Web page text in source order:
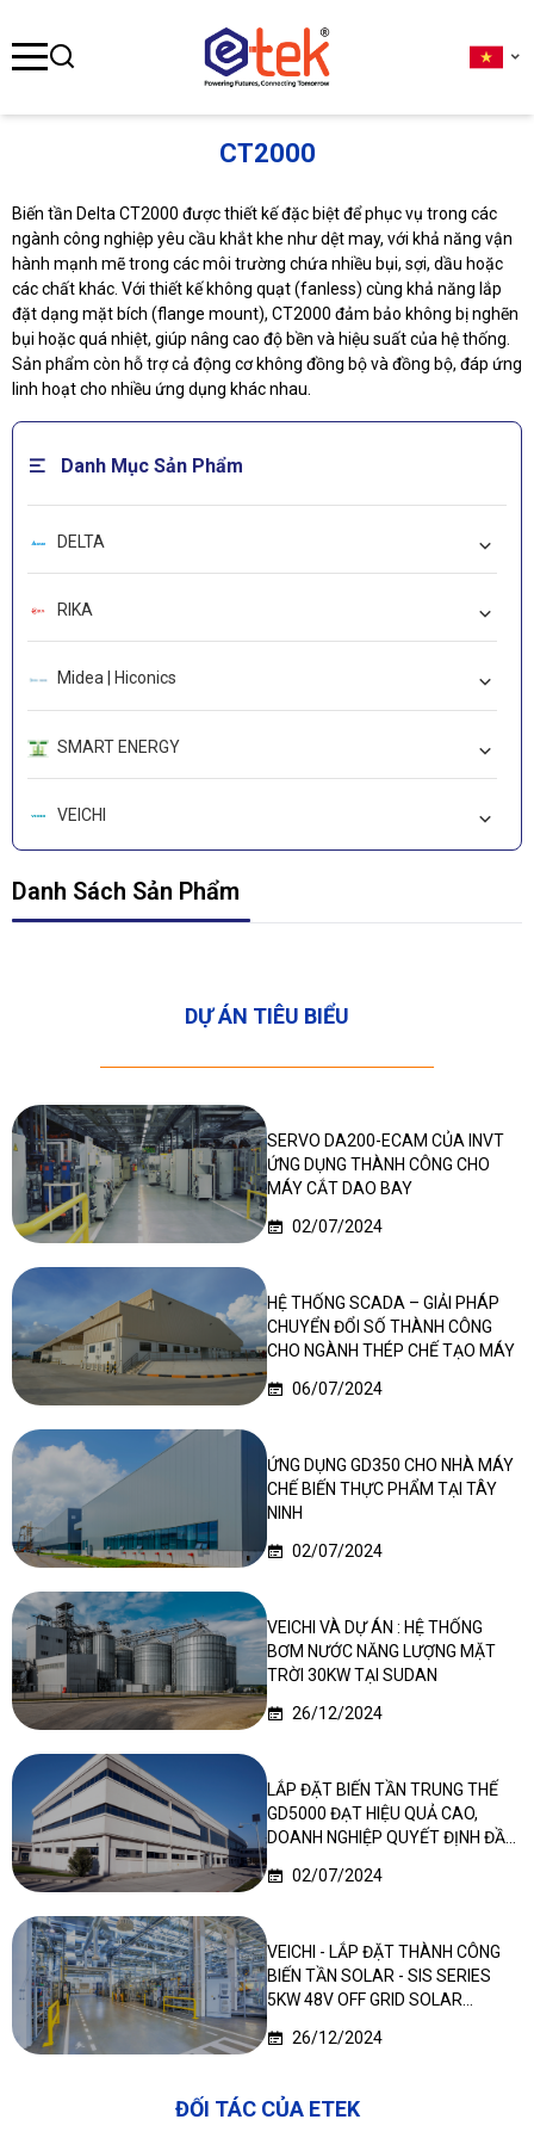
CT2000
Biến tần Delta CT2000 được thiết kế đặc biệt để phục vụ trong các
ngành công nghiệp yêu cầu khắt khe như dệt may, với khả năng vận
hành mạnh mẽ trong các môi trường chứa nhiều bụi, sợi, dầu hoặc
các chất khác. Với thiết kế không quạt (fanless) cùng khả năng lắp
đặt dạng mặt bích (flange mount), CT2000 đảm bảo không bị nghẽn
bụi hoặc quá nhiệt, giúp nâng cao độ bền và hiệu suất của hệ thống.
Sản phẩm còn hỗ trợ cả động cơ không đồng bộ và đồng bộ, đáp ứng
linh hoạt cho nhiều ứng dụng khác nhau.
Danh Mục Sản Phẩm
DELTA
RIKA
Midea | Hiconics
SMART ENERGY
VEICHI
LEADSHINE
Danh Sách Sản Phẩm
DỰ ÁN TIÊU BIỂU
SERVO DA200-ECAM CỦA INVT
ỨNG DỤNG THÀNH CÔNG CHO
MÁY CẮT DAO BAY
02/07/2024
HỆ THỐNG SCADA – GIẢI PHÁP
CHUYỂN ĐỔI SỐ THÀNH CÔNG
CHO NGÀNH THÉP CHẾ TẠO MÁY
06/07/2024
ỨNG DỤNG GD350 CHO NHÀ MÁY
CHẾ BIẾN THỰC PHẨM TẠI TÂY
NINH
02/07/2024
VEICHI VÀ DỰ ÁN : HỆ THỐNG
BƠM NƯỚC NĂNG LƯỢNG MẶT
TRỜI 30KW TẠI SUDAN
26/12/2024
LẮP ĐẶT BIẾN TẦN TRUNG THẾ
GD5000 ĐẠT HIỆU QUẢ CAO,
DOANH NGHIỆP QUYẾT ĐỊNH ĐẦU
02/07/2024
VEICHI - LẮP ĐẶT THÀNH CÔNG
BIẾN TẦN SOLAR - SIS SERIES
5KW 48V OFF GRID SOLAR
26/12/2024
ĐỐI TÁC CỦA ETEK